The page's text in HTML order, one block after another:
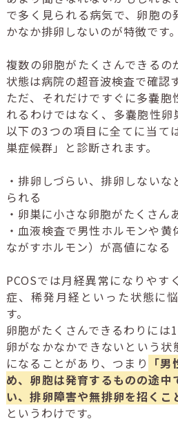
で多く見られる病気で、卵胞の
かなか排卵しないのが特徴です。
複数の卵胞がたくさんできるの
状態は病院の超音波検査で確認
ただ、それだけですぐに多嚢胞
れるわけではなく、多嚢胞性卵
以下の3つの項目に全てに当て
巣症候群」と診断されます。
・排卵しづらい、排卵しない
られる
・卵巣に小さな卵胞がたくさん
・血液検査で男性ホルモンや
ながすホルモン）が高値になる
PCOSでは月経異常になりやす
症、稀発月経といった状態に
す。
卵胞がたくさんできるわりには
卵がなかなかできないという状
になることがあり、つまり 「
め、卵胞は発育するものの途中
い、排卵障害や無排卵を招くこ
というわけです。